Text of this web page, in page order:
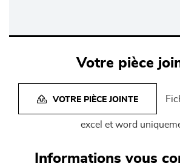
Votre pièce
VOTRE PIÈCE JOINTE
excel et word
Informations vous